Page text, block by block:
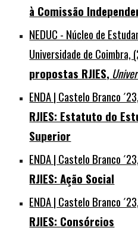
à Comissão
NEDUC - Núcleo de
Universidade de Coimbra,
propostas RJIES,
ENDA | Castelo Branco
RJIES: Estatuto do
Superior
ENDA | Castelo Branco
RJIES:Ação Social
ENDA | Castelo Branco
RJIES: Consórcios